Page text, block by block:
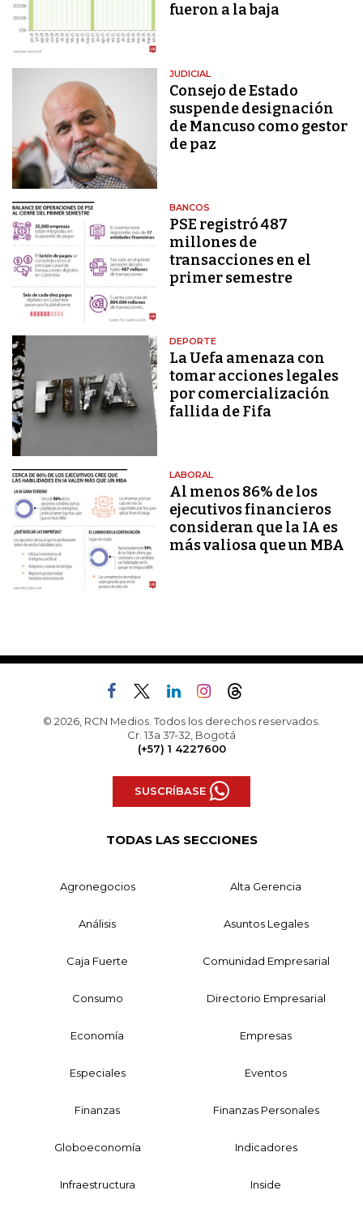
fueron a la baja
JUDICIAL
Consejo de Estado
suspende designación
de Mancuso como gestor
de paz
BANCOS
PSE registró 487
millones de
transacciones en el
primer semestre
DEPORTE
La Uefa amenaza con
tomar acciones legales
por comercialización
fallida de Fifa
LABORAL
Al menos 86% de los
ejecutivos financieros
consideran que la IA es
más valiosa que un MBA
© 2026, RCN Medios. Todos los derechos reservados.
Cr. 13a 37-32, Bogotá
(+57) 1 4227600
SUSCRÍBASE
TODAS LAS SECCIONES
Agronegocios Alta Gerencia
Análisis Asuntos Legales
Caja Fuerte Comunidad Empresarial
Consumo Directorio Empresarial
Economía Empresas
Especiales Eventos
Finanzas Finanzas Personales
Globoeconomía Indicadores
Infraestructura Inside